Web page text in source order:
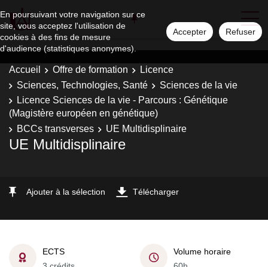
En poursuivant votre navigation sur ce
site, vous acceptez l'utilisation de
cookies à des fins de mesure
d'audience (statistiques anonymes).
Accepter Refuser
Accueil Offre de formation
Licence
Sciences, Technologies, Santé
Sciences de la vie
Licence Sciences de la vie - Parcours : Génétique
(Magistère européen en génétique)
BCCs transverses
UE Multidisplinaire
UE Multidisplinaire
Ajouter à la sélection Télécharger
ECTS
Volume horaire